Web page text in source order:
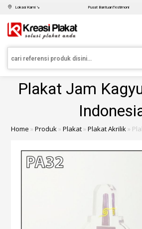
Lokasi Kami ↘ Pusat BantuanTestimoni
Plakat Jam
Home »Produk»Plakat»Plakat Akrilik»